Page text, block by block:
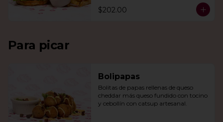
$202.00
Para picar
Bolipapas
Bolitas de papas rellenas de queso
cheddar más queso fundido con tocino
y cebollín con catsup artesanal.